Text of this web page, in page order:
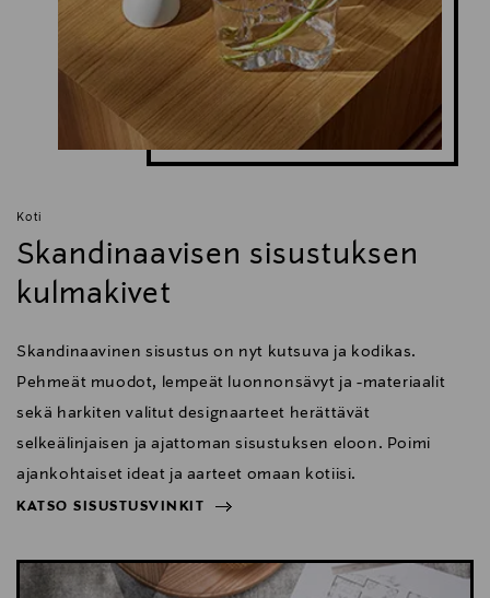
Koti
Skandinaavisen sisustuksen
kulmakivet
Skandinaavinen sisustus on nyt kutsuva ja kodikas.
Pehmeät muodot, lempeät luonnonsävyt ja -materiaalit
sekä harkiten valitut designaarteet herättävät
selkeälinjaisen ja ajattoman sisustuksen eloon. Poimi
ajankohtaiset ideat ja aarteet omaan kotiisi.
KATSO SISUSTUSVINKIT
KATSO SISUSTUSVINKIT